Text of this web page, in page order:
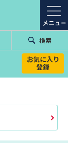
検索
お気に入り
登録